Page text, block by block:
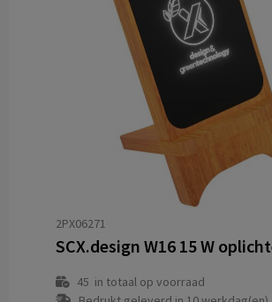
2PX06271
45 in totaal op voorraad